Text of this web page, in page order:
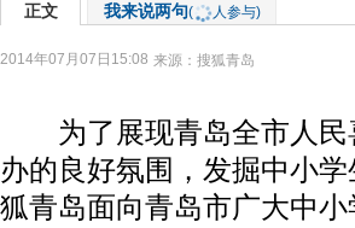
正文 我来说两句( 人参与)
2014年07月07日15:08 来源： 搜狐青岛
为了展现青岛全市人民
办的良好氛围，发掘中小
狐青岛面向青岛市广大中